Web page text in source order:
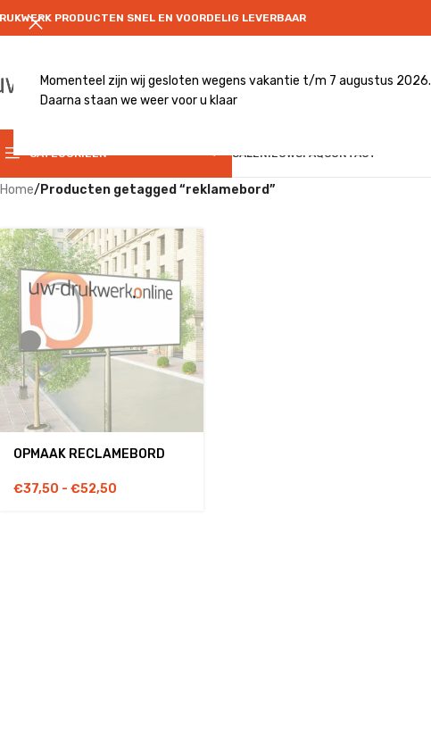
Momenteel zijn wij gesloten wegens vakantie t/m 7 augustus 2026.
Daarna staan we weer voor u klaar
PRODUCTEN SNEL EN VOORDELIG LEVERBAAR
CATEGORIEËN SALENIEUWSFAQCONTACT
Home/ Producten getagged “reklamebord”
OPMAAK RECLAMEBORD
€37,50 - €52,50